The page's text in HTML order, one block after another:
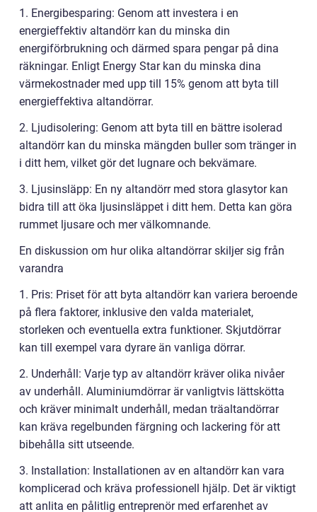
1. Energibesparing: Genom att investera i en
energieffektiv altandörr kan du minska din
energiförbrukning och därmed spara pengar på dina
räkningar. Enligt Energy Star kan du minska dina
värmekostnader med upp till 15% genom att byta till
energieffektiva altandörrar.
2. Ljudisolering: Genom att byta till en bättre isolerad
altandörr kan du minska mängden buller som tränger in
i ditt hem, vilket gör det lugnare och bekvämare.
3. Ljusinsläpp: En ny altandörr med stora glasytor kan
bidra till att öka ljusinsläppet i ditt hem. Detta kan göra
rummet ljusare och mer välkomnande.
En diskussion om hur olika altandörrar skiljer sig från
varandra
1. Pris: Priset för att byta altandörr kan variera beroende
på flera faktorer, inklusive den valda materialet,
storleken och eventuella extra funktioner. Skjutdörrar
kan till exempel vara dyrare än vanliga dörrar.
2. Underhåll: Varje typ av altandörr kräver olika nivåer
av underhåll. Aluminiumdörrar är vanligtvis lättskötta
och kräver minimalt underhåll, medan träaltandörrar
kan kräva regelbunden färgning och lackering för att
bibehålla sitt utseende.
3. Installation: Installationen av en altandörr kan vara
komplicerad och kräva professionell hjälp. Det är viktigt
att anlita en pålitlig entreprenör med erfarenhet av